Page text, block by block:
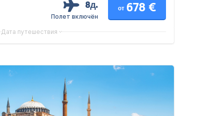
8д.
Полет включён
от 678 €
Дата путешествия